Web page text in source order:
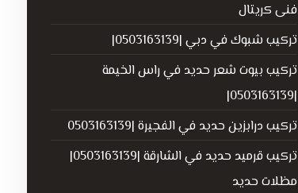
فنى كريتال
تركيب شبوك في دبي |0503163139|
تركيب بيوت شعر حديد في راس الخيمة
|0503163139|
تركيب درابزين حديد في الفجيرة |0503163139
تركيب قرميد حديد في الشارقة |0503163139|
مظلات حديد